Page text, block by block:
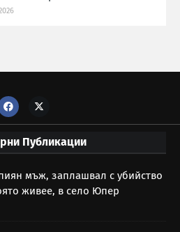
Публикации
мъж, заплашвал с убийство
живее, в село Юпер